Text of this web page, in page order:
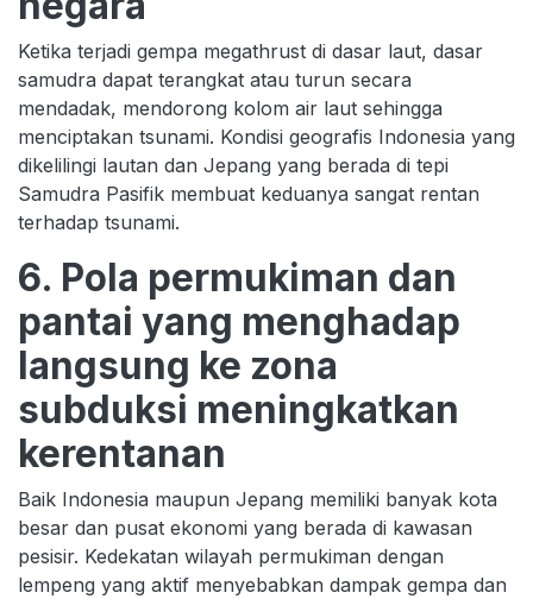
Ketika terjadi gempa megathrust di dasar laut, dasar
samudra dapat terangkat atau turun secara
mendadak, mendorong kolom air laut sehingga
menciptakan tsunami. Kondisi geografis Indonesia yang
dikelilingi lautan dan Jepang yang berada di tepi
Samudra Pasifik membuat keduanya sangat rentan
terhadap tsunami.
6. Pola permukiman dan
pantai yang menghadap
langsung ke zona
subduksi meningkatkan
kerentanan
Baik Indonesia maupun Jepang memiliki banyak kota
besar dan pusat ekonomi yang berada di kawasan
pesisir. Kedekatan wilayah permukiman dengan
lempeng yang aktif menyebabkan dampak gempa dan